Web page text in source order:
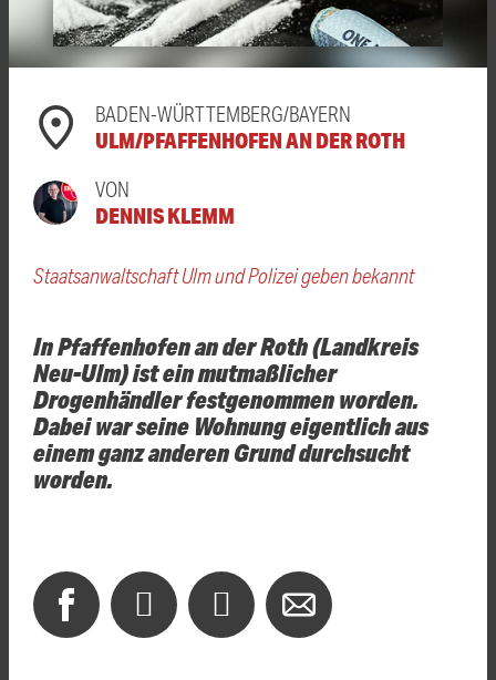
BADEN-WÜRTTEMBERG/BAYERN
ULM/PFAFFENHOFEN AN DER ROTH
VON
DENNIS KLEMM
Staatsanwaltschaft Ulm und Polizei geben bekannt
In Pfaffenhofen an der Roth (Landkreis
Neu-Ulm) ist ein mutmaßlicher
Drogenhändler festgenommen worden.
Dabei war seine Wohnung eigentlich aus
einem ganz anderen Grund durchsucht
worden.